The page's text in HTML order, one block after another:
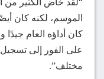
“لقد خاض الكثير من
الموسم، لكنه كان
كان أداؤه العام
على الفور إلى
مختلف”.